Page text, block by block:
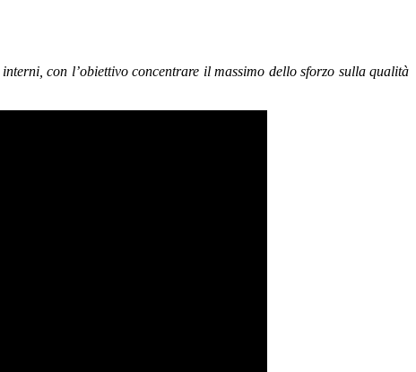
con l’obiettivo concentrare il massimo dello sforzo sulla qualità